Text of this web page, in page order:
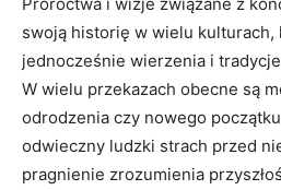
swoją historię w wielu kulturach,
jednocześnie wierzenia i
W wielu przekazach obecne są
odrodzenia czy nowego
odwieczny ludzki strach przed
pragnienie zrozumienia